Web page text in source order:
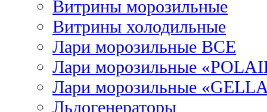
Витрины морозильные
Витрины холодильные
Лари морозильные ВСЕ
Лари морозильные
Лари морозильные
Льдогенераторы